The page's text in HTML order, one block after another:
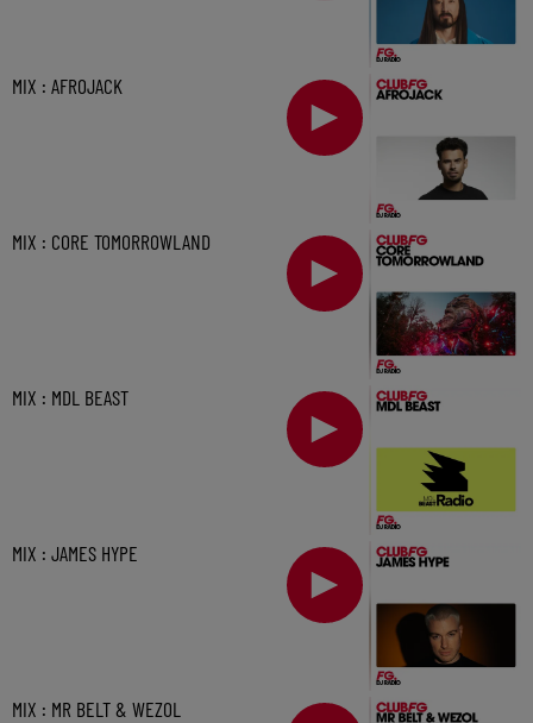
MIX : AFROJACK
MIX : CORE TOMORROWLAND
MIX : MDL BEAST
MIX : JAMES HYPE
MIX : MR BELT & WEZOL